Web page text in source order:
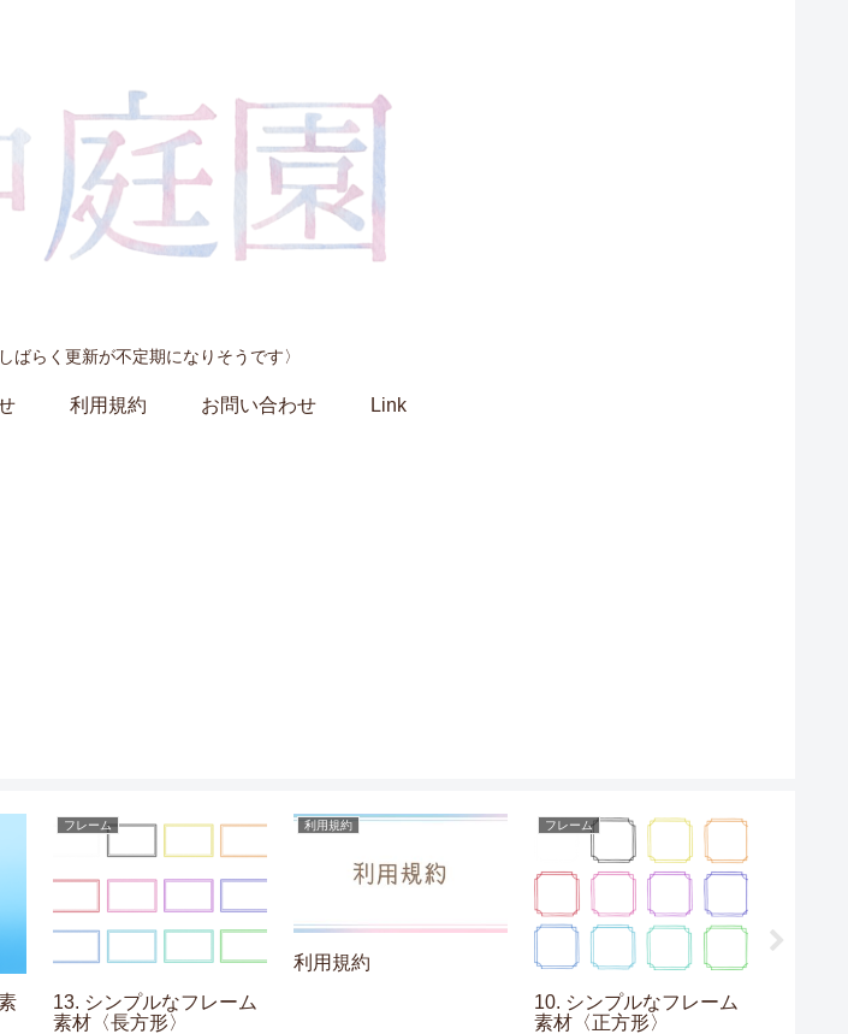
ばらく更新が不定期になりそうです〉
利用規約 お問い合わせ Link
フレーム
13. シンプルなフレーム
素材〈長方形〉
利用規約
利用規約
フレーム
10. シンプルなフレーム
素材〈正方形〉